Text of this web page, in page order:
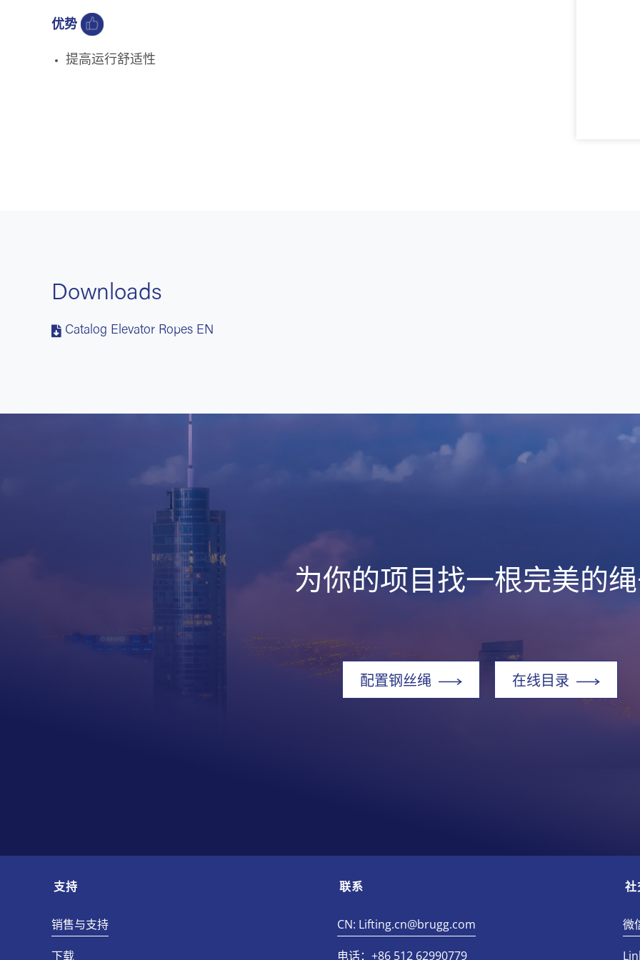
优势
提高运行舒适性
Downloads
Catalog Elevator Ropes EN
为你的项目找一根完美的
配置钢丝绳 在线目录
支持
销售与支持
下载
联系
CN: Lifting.cn@brugg.com
电话：+86 512 62990779
社
微